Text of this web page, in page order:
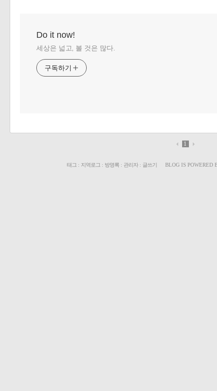
Do it now!
세상은 넓고, 볼 것은 많다.
구독하기
1
태그 : 지역로그 : 방명록 : 관리자: 글쓰기 BLOG IS POWERED